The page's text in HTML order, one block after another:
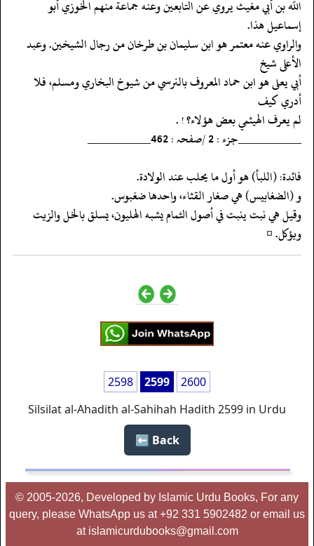
‏‏‏‏الله بن أبي مغيث يروي عن التابعين وعنه جماعة منهم الخوزي أبو
إسماعيل هذا.
‏‏‏‏والراوي عنه معتمر هو ابن سليمان بن طرخان من رجال الشيخين. وعبد
الأعلى شيخ
‏‏‏‏أبي يعلى هو ابن حماد المعروف بالنرسي من شيوخ البخاري ومسلم، فلا
أدري كيف
‏‏‏‏لم يعرف الهيثمي بعض هؤلاء؟ ! .
‏‏‏‏__________جزء : 2 /صفحہ : 462__________
‏‏‏‏فائدة: (اللبأ) هو أول ما يحلب عند الولادة.
‏‏‏‏و (الضغابيس) هي صغار القثاء، واحدها ضغبوس.
‏‏‏‏وقيل هي نبت ينبت في أصول الثمام يشبه الهليون، يسلق بالخل والزيت
ويؤكل. ¤
2598 2599
2600
Silsilat al-Ahadith al-Sahihah Hadith 2599 in Urdu
Back ⬅️
© 2005-2026, Developed by Islamic Urdu Books, For any
query, please WhatsApp us at +92 331 5902482 or email us
at islamicurdubooks@gmail.com